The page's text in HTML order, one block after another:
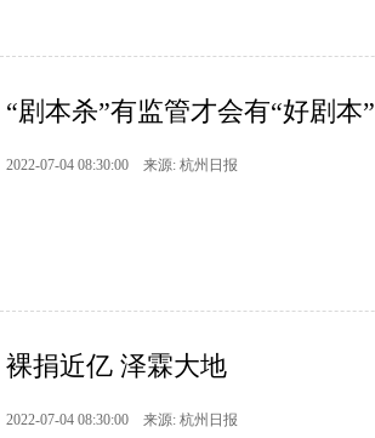
“剧本杀”有监管才会有“好剧本”
2022-07-04 08:30:00 来源: 杭州日报
裸捐近亿 泽霖大地
2022-07-04 08:30:00 来源: 杭州日报